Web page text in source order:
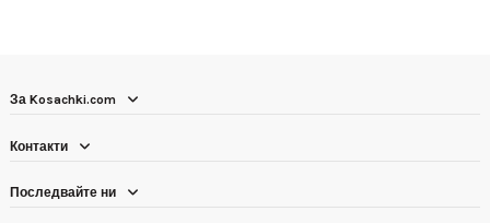
За Kosachki.com
Контакти
Последвайте ни